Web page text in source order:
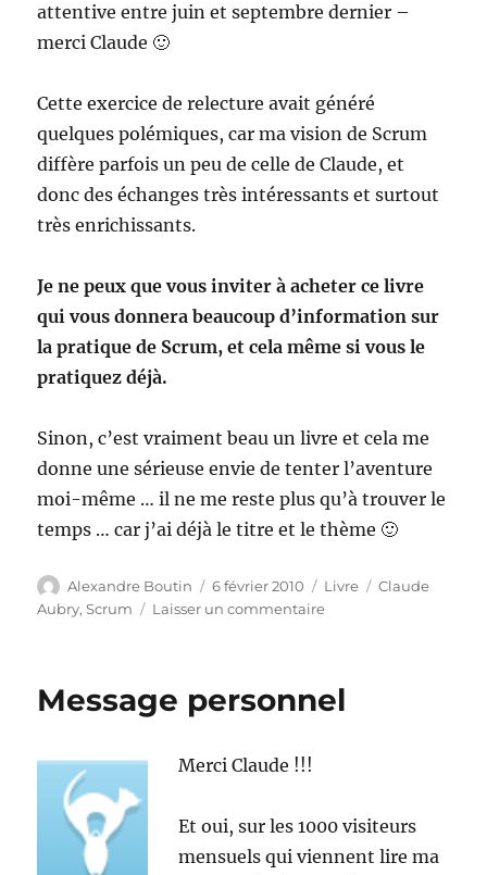
attentive entre juin et septembre dernier –
merci Claude 🙂
Cette exercice de relecture avait généré
quelques polémiques, car ma vision de Scrum
diffère parfois un peu de celle de Claude, et
donc des échanges très intéressants et surtout
très enrichissants.
Je ne peux que vous inviter à acheter ce livre
qui vous donnera beaucoup d’information sur
la pratique de Scrum, et cela même si vous le
pratiquez déjà.
Sinon, c’est vraiment beau un livre et cela me
donne une sérieuse envie de tenter l’aventure
moi-même … il ne me reste plus qu’à trouver le
temps … car j’ai déjà le titre et le thème 🙂
Auteur
Alexandre Boutin
Publié
le
6 février 2010 Catégories
Livre Étiquettes
Claude
Aubry,Scrum Laisser un commentairesur
Claude
Message personnel
Merci Claude !!!
Et oui, sur les 1000 visiteurs
mensuels qui viennent lire ma